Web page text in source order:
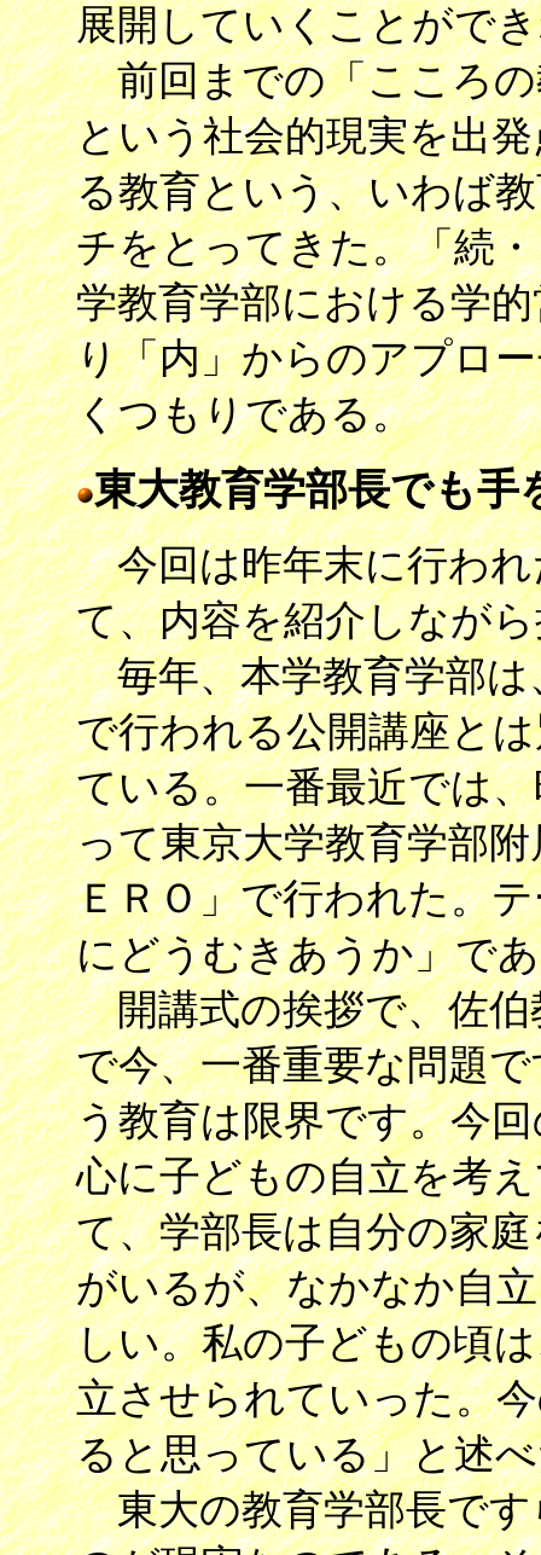
展開していくことがで
前回までの「こころの
という社会的現実を出
る教育という、いわば
チをとってきた。「続
学教育学部における学
り「内」からのアプロ
くつもりである。
東大教育学部長でも手
今回は昨年末に行われ
て、内容を紹介しなが
毎年、本学教育学部は
で行われる公開講座と
ている。一番最近では
って東京大学教育学部
ＥＲＯ」で行われた。
にどうむきあうか」で
開講式の挨拶で、佐伯
で今、一番重要な問題
う教育は限界です。今
心に子どもの自立を考
て、学部長は自分の家
がいるが、なかなか自
しい。私の子どもの頃
立させられていった。
ると思っている」と述
東大の教育学部長です